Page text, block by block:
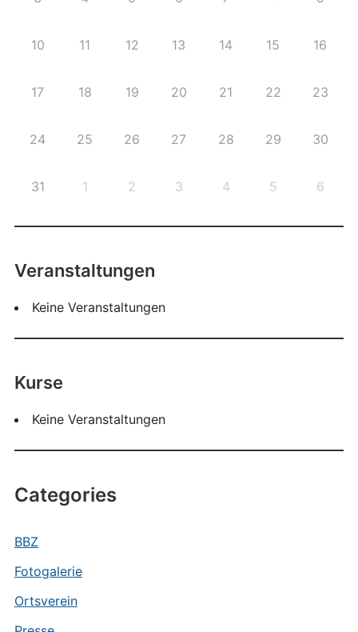
10 11 12 13 14 15 16
17 18 19 20 21 22 23
24 25 26 27 28 29 30
31 1 2 3 4 5 6
Veranstaltungen
Keine Veranstaltungen
Kurse
Keine Veranstaltungen
Categories
BBZ
Fotogalerie
Ortsverein